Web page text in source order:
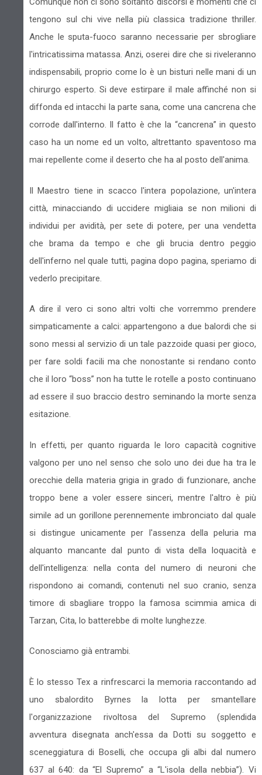
tengono sul chi vive nella più classica tradizione thriller.
Anche le sputa-fuoco saranno necessarie per sbrogliare
l'intricatissima matassa. Anzi, oserei dire che si riveleranno
indispensabili, proprio come lo è un bisturi nelle mani di un
chirurgo esperto. Si deve estirpare il male affinché non si
diffonda ed intacchi la parte sana, come una cancrena che
corrode dall'interno. Il fatto è che la “cancrena” in questo
caso ha un nome ed un volto, altrettanto spaventoso ma
mai repellente come il deserto che ha al posto dell'anima.
Il Maestro tiene in scacco l'intera popolazione, un'intera
città, minacciando di uccidere migliaia se non milioni di
individui per avidità, per sete di potere, per una vendetta
che brama da tempo e che gli brucia dentro peggio
dell'inferno nel quale tutti, pagina dopo pagina, speriamo di
vederlo precipitare.
A dire il vero ci sono altri volti che vorremmo prendere
simpaticamente a calci: appartengono a due balordi che si
sono messi al servizio di un tale pazzoide quasi per gioco,
per fare soldi facili ma che nonostante si rendano conto
che il loro “boss” non ha tutte le rotelle a posto continuano
ad essere il suo braccio destro seminando la morte senza
esitazione.
In effetti, per quanto riguarda le loro capacità cognitive
valgono per uno nel senso che solo uno dei due ha tra le
orecchie della materia grigia in grado di funzionare, anche
troppo bene a voler essere sinceri, mentre l'altro è più
simile ad un gorillone perennemente imbronciato dal quale
si distingue unicamente per l'assenza della peluria ma
alquanto mancante dal punto di vista della loquacità e
dell'intelligenza: nella conta del numero di neuroni che
rispondono ai comandi, contenuti nel suo cranio, senza
timore di sbagliare troppo la famosa scimmia amica di
Tarzan, Cita, lo batterebbe di molte lunghezze.
Conosciamo già entrambi.
È lo stesso Tex a rinfrescarci la memoria raccontando ad
uno sbalordito Byrnes la lotta per smantellare
l'organizzazione rivoltosa del Supremo (splendida
avventura disegnata anch'essa da Dotti su soggetto e
sceneggiatura di Boselli, che occupa gli albi dal numero
637 al 640: da “El Supremo” a “L'isola della nebbia”). Vi